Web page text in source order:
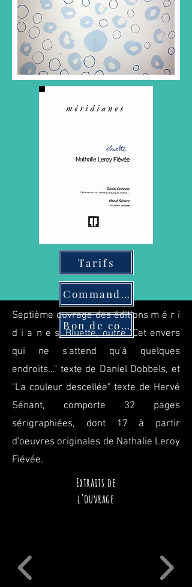
Tarifs
Commander
Bon de commande
Septième ouvrage des éditions m é r i
d i a n e s, Bluette, outre "Cet envers
qui ne s'attend qu'à quelques
endroits..." texte de Daniel Dobbels, et
"La couleur descellée" texte de Hervé
Sénant, comporte 32 pages
sérigraphiées, dont 17 à partir
d'oeuvres originales de Nathalie Leroy
Fiévée.
Extraits de
l'ouvrage